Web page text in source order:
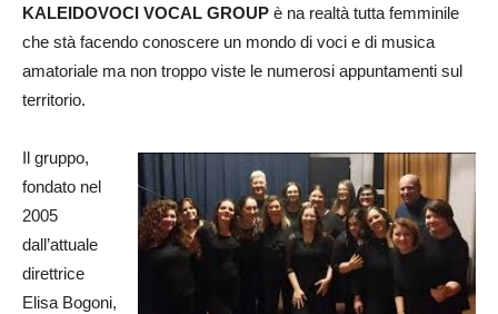
KALEIDOVOCI VOCAL GROUP è na realtà tutta femminile
che stà facendo conoscere un mondo di voci e di musica
amatoriale ma non troppo viste le numerosi appuntamenti sul
territorio.
Il gruppo,
fondato nel
2005
dall’attuale
direttrice
Elisa Bogoni,